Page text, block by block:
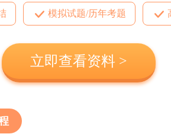
模拟试题/历年考题
立即查看资料 >